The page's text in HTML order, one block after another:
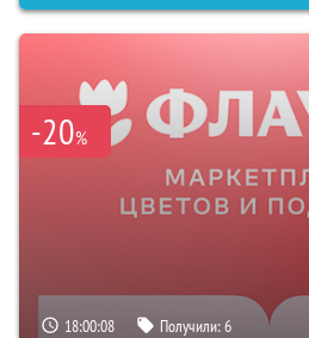
-20%
18:00:07 Получили:6